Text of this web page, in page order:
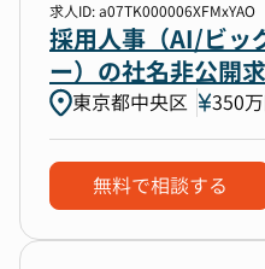
求人ID: a07TK000006XFMxYAO
採用人事（AI/ビッ
ー）の社名非公開
東京都中央区 350
無料で相談する